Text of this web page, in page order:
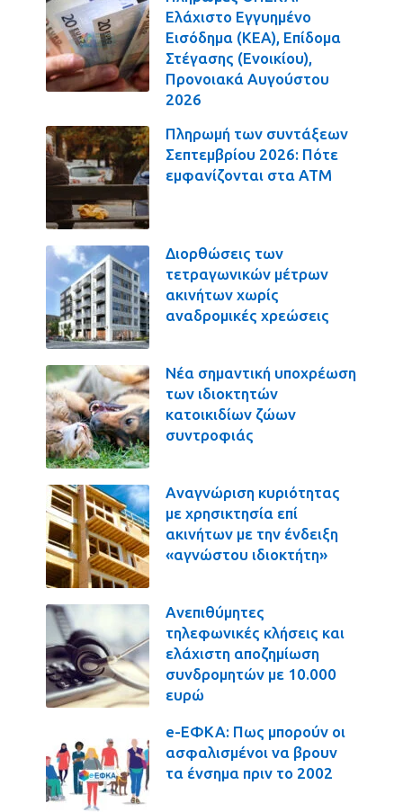
Ελάχιστο Εγγυημένο
Εισόδημα (ΚΕΑ), Επίδομα
Στέγασης (Ενοικίου),
Προνοιακά Αυγούστου
2026
Πληρωμή των συντάξεων
Σεπτεμβρίου 2026: Πότε
εμφανίζονται στα ΑΤΜ
Διορθώσεις των
τετραγωνικών μέτρων
ακινήτων χωρίς
αναδρομικές χρεώσεις
Νέα σημαντική υποχρέωση
των ιδιοκτητών
κατοικιδίων ζώων
συντροφιάς
Αναγνώριση κυριότητας
με χρησικτησία επί
ακινήτων με την ένδειξη
«αγνώστου ιδιοκτήτη»
Ανεπιθύμητες
τηλεφωνικές κλήσεις και
ελάχιστη αποζημίωση
συνδρομητών με 10.000
ευρώ
e-ΕΦΚΑ: Πως μπορούν οι
ασφαλισμένοι να βρουν
τα ένσημα πριν το 2002